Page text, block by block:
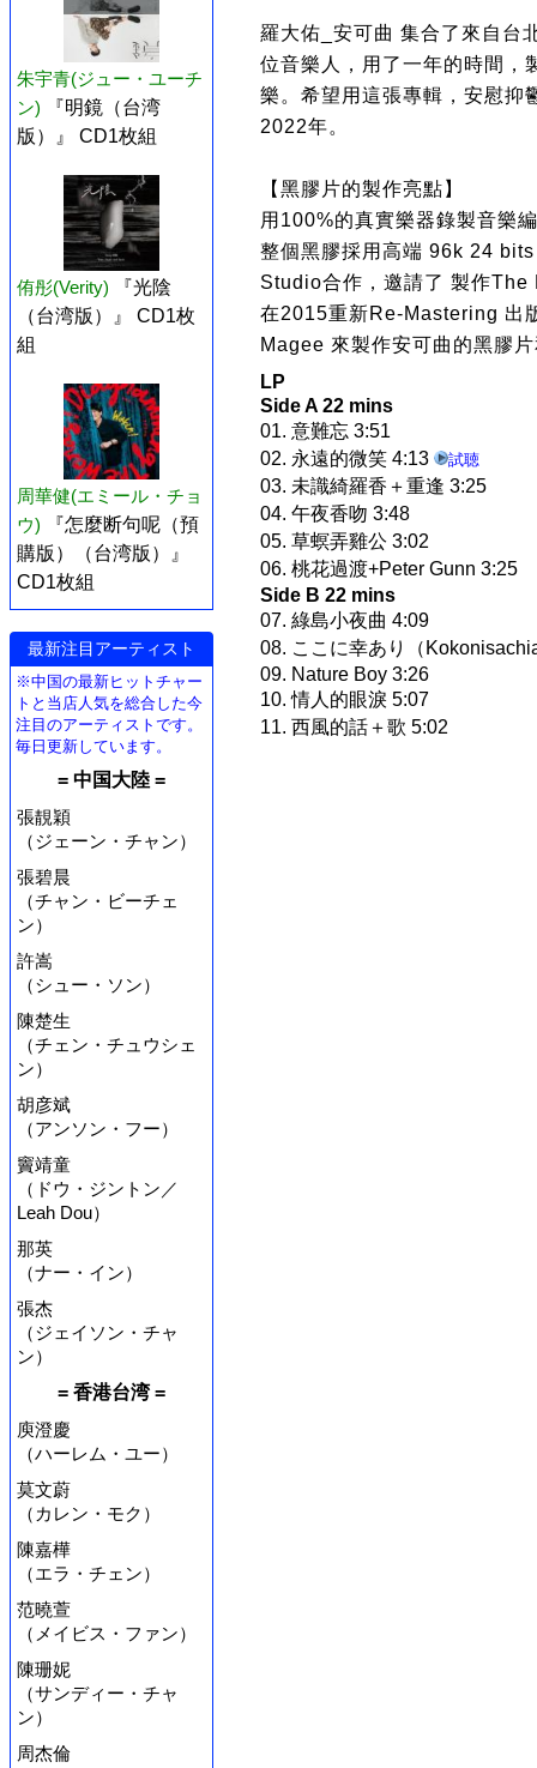
朱宇青(ジュー・ユーチ
ン)
『明鏡（台湾
版）』 CD1枚組
侑彤(Verity)
『光陰
（台湾版）』 CD1枚
組
周華健(エミール・チョ
ウ)
『怎麼断句呢（預
購版）（台湾版）』
CD1枚組
最新注目アーティスト
※中国の最新ヒットチャー
トと当店人気を総合した今
注目のアーティストです。
毎日更新しています。
= 中国大陸 =
張靚穎
（ジェーン・チャン）
張碧晨
（チャン・ビーチェ
ン）
許嵩
（シュー・ソン）
陳楚生
（チェン・チュウシェ
ン）
胡彦斌
（アンソン・フー）
竇靖童
（ドウ・ジントン／
Leah Dou）
那英
（ナー・イン）
張杰
（ジェイソン・チャ
ン）
= 香港台湾 =
庾澄慶
（ハーレム・ユー）
莫文蔚
（カレン・モク）
陳嘉樺
（エラ・チェン）
范曉萱
（メイビス・ファン）
陳珊妮
（サンディー・チャ
ン）
周杰倫
羅大佑_安可曲 集合了來自台
位音樂人，用了一年的時間，
樂。希望用這張專輯，安慰抑
2022年。
【黑膠片的製作亮點】
用100%的真實樂器錄製音樂
整個黑膠採用高端 96k 24
Studio合作，邀請了 製作
在2015重新Re-Mastering 出
Magee 來製作安可曲的黑膠
LP
Side A 22 mins
01. 意難忘 3:51
02. 永遠的微笑 4:13
試聴
03. 未識綺羅香＋重逢 3:25
04. 午夜香吻 3:48
05. 草螟弄雞公 3:02
06. 桃花過渡+Peter Gunn 3:25
Side B 22 mins
07. 綠島小夜曲 4:09
08. ここに幸あり（
09. Nature Boy 3:26
10. 情人的眼淚 5:07
11. 西風的話＋歌 5:02